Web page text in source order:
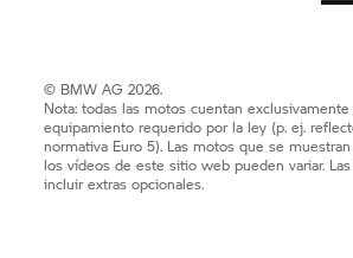
© BMW AG 2026.
Nota: todas las motos cuentan
equipamiento requerido por la ley (p. ej.
normativa Euro 5). Las motos que se
los vídeos de este sitio web pueden variar.
incluir extras opcionales.